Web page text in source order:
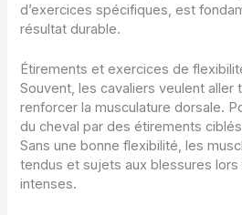
d’exercices spécifiques, est
résultat durable.
Étirements et exercices de
Souvent, les cavaliers veulent aller
renforcer la musculature dorsale.
du cheval par des étirements
Sans une bonne flexibilité, les
tendus et sujets aux blessures
intenses.